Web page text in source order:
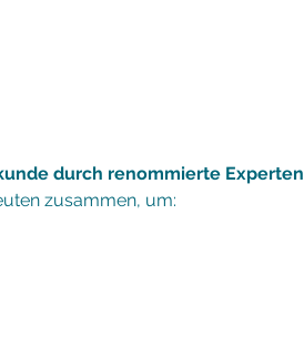
durch renommierte Experten
zusammen, um: